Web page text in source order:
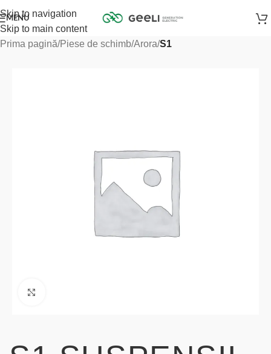
Skip to navigation
Skip to main content
MENU
Prima pagină Piese de schimb Arora S1